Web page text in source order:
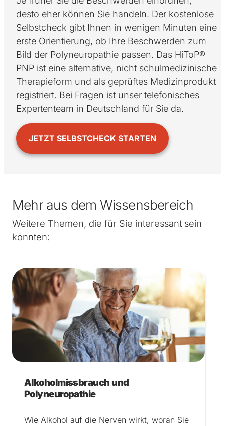
desto eher können Sie handeln. Der kostenlose
Selbstcheck gibt Ihnen in wenigen Minuten eine
erste Orientierung, ob Ihre Beschwerden zum
Bild der Polyneuropathie passen. Das HiToP®
PNP ist eine alternative, nicht schulmedizinische
Therapieform und als geprüftes Medizinprodukt
registriert. Bei Fragen ist unser telefonisches
Expertenteam in Deutschland für Sie da.
JETZT SELBSTCHECK STARTEN
Mehr aus dem Wissensbereich
Weitere Themen, die für Sie interessant sein
könnten:
Alkoholmissbrauch und
Polyneuropathie
Wie Alkohol auf die Nerven wirkt, woran Sie